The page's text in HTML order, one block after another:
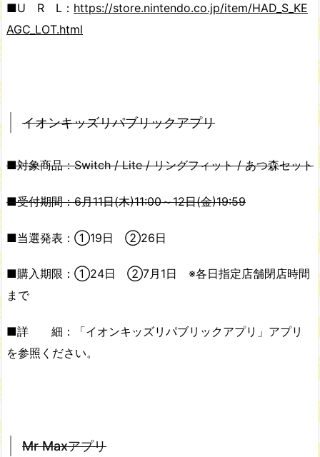
■U R L： https://store.nintendo.co.jp/item/HAD_S_KE
AGC_LOT.html
イオンキッズリパブリックアプリ
■対象商品：Switch / Lite / リングフィット / あつ森セット
■受付期間：6月11日(木)11:00～12日(金)19:59
■当選発表：①19日 ②26日
■購入期限：①24日 ②7月1日 ※各日指定店舗閉店時間
まで
■詳 細：「イオンキッズリパブリックアプリ」アプリ
を参照ください。
Mr Maxアプリ